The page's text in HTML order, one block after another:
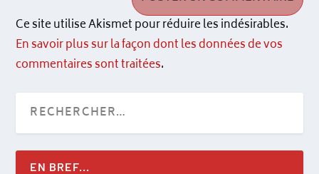
Ce site utilise Akismet pour réduire les indésirables.
En savoir plus sur la façon dont les données de vos
commentaires sont traitées.
EN BREF...